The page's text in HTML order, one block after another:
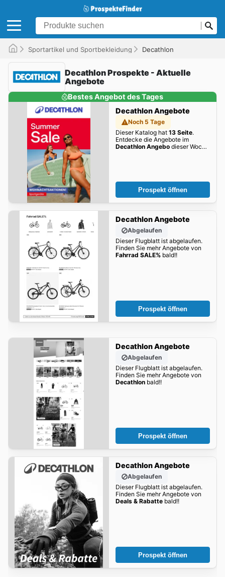
Sportartikel und Sportbekleidung Decathlon
Decathlon Prospekte - Aktuelle
Angebote
Bestes Angebot des Tages
Decathlon Angebote
Noch 5 Tage
Dieser Katalog hat 13 Seite.
Entdecke die Angebote im
Decathlon Angebodieser Woche
Prospekt öffnen
Decathlon Angebote
Abgelaufen
Dieser Flugblatt ist abgelaufen.
Finden Sie mehr Angebote von
Fahrrad SALE%bald!!
Prospekt öffnen
Decathlon Angebote
Abgelaufen
Dieser Flugblatt ist abgelaufen.
Finden Sie mehr Angebote von
Decathlonbald!!
Prospekt öffnen
Decathlon Angebote
Abgelaufen
Dieser Flugblatt ist abgelaufen.
Finden Sie mehr Angebote von
Deals & Rabattebald!!
Prospekt öffnen